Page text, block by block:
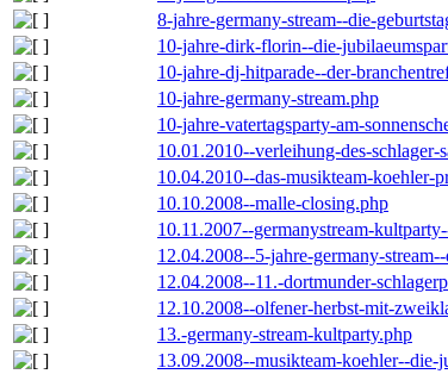
8-jahre-germany-stream--die-
10-jahre-dirk-florin--die-
10-jahre-dj-hitparade--der-
10-jahre-germany-stream.php
10-jahre-vatertagsparty-am-
10.01.2010--verleihung-des-schlager-
10.04.2010--das-musikteam-koehler-
10.10.2008--malle-closing.php
10.11.2007--germanystream-
12.04.2008--5-jahre-germany-
12.04.2008--11.-dortmunder-
12.10.2008--olfener-herbst-mit-
13.-germany-stream-kultparty.php
13.09.2008--musikteam-koehler--die-